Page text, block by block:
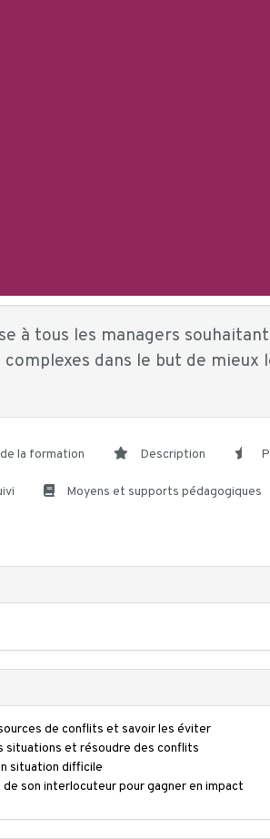
à tous les managers
dans le but de
la formation Description
Moyens et supports pédagogiques
de conflits et savoir les éviter
situations et résoudre des conflits
situation difficile
son interlocuteur pour gagner en impact